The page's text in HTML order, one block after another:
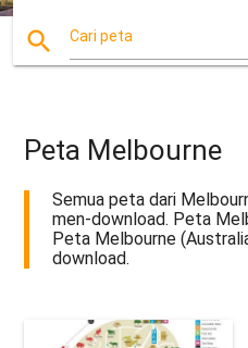
search Cari peta
Peta Melbourne
Semua peta dari
men-download. Peta
Peta Melbourne
download.